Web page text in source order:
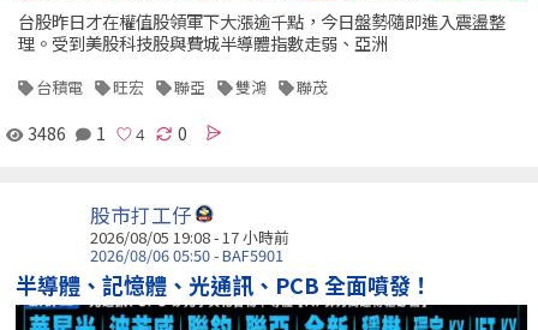
台股昨日才在權值股領軍下大漲逾千點，今日盤勢隨即進入震盪整
理。受到美股科技股與費城半導體指數走弱、亞洲
台積電 旺宏 聯亞 雙鴻 聯茂
3486 1 0
股市打工仔
2026/08/05 19:08 - 17 小時前
2026/08/06 05:50 - BAF5901
半導體、記憶體、光通訊、PCB 全面噴發！